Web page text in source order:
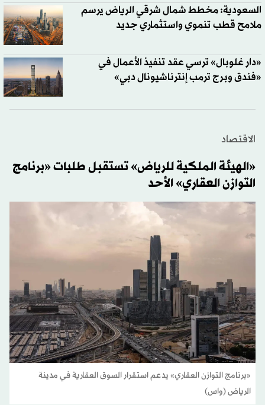
السعودية: مخطط شمال شرقي الرياض يرسم
ملامح قطب تنموي واستثماري جديد
«دار غلوبال» ترسي عقد تنفيذ الأعمال في
«فندق وبرج ترمب إنترناشيونال دبي»
الاقتصاد
«الهيئة الملكية للرياض» تستقبل طلبات «برنامج
التوازن العقاري» الأحد
«برنامج التوازن العقاري» يدعم استقرار السوق العقارية في مدينة
الرياض (واس)